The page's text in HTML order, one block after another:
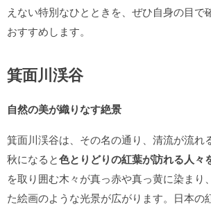
えない特別なひとときを、ぜひ自身の目で
おすすめします。
箕面川渓谷
自然の美が織りなす絶景
箕面川渓谷は、その名の通り、清流が流れ
秋になると色とりどりの紅葉が訪れる人々
を取り囲む木々が真っ赤や真っ黄に染まり
た絵画のような光景が広がります。日本の